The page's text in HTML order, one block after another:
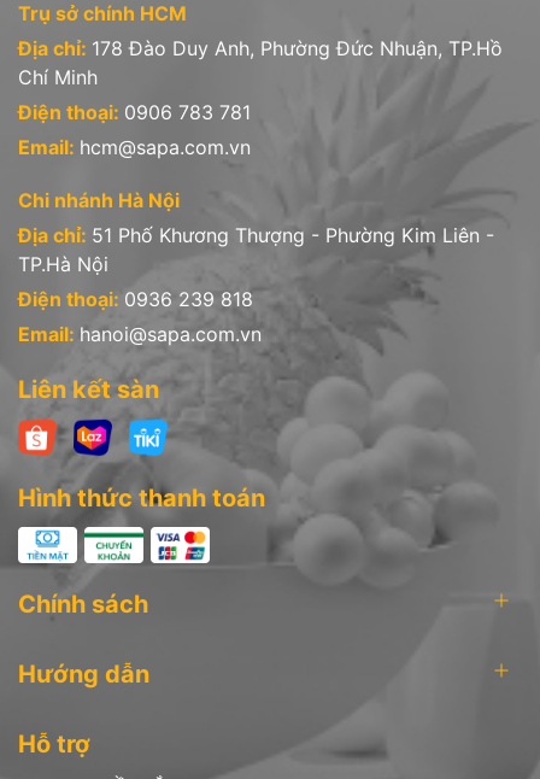
Trụ sở chính HCM
Địa chỉ: 178 Đào Duy Anh, Phường Đức Nhuận, TP.Hồ
Chí Minh
Điện thoại: 0906 783 781
Email: hcm@sapa.com.vn
Chi nhánh Hà Nội
Địa chỉ: 51 Phố Khương Thượng - Phường Kim Liên -
TP.Hà Nội
Điện thoại: 0936 239 818
Email: hanoi@sapa.com.vn
Liên kết sàn
Hình thức thanh toán
Chính sách
Hướng dẫn
Hỗ trợ